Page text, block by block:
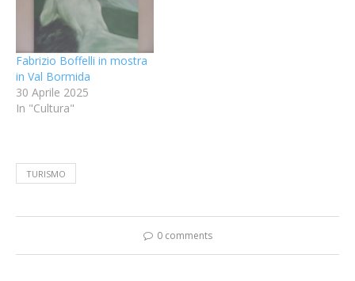
Fabrizio Boffelli in mostra
in Val Bormida
30 Aprile 2025
In "Cultura"
TURISMO
0 comments